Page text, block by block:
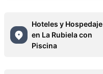
Hoteles y Hospedaje
en La Rubiela con
Piscina